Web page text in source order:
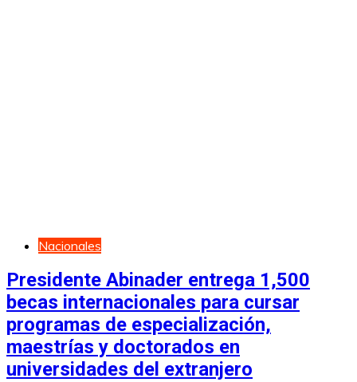
Nacionales
Presidente Abinader entrega 1,500
becas internacionales para cursar
programas de especialización,
maestrías y doctorados en
universidades del extranjero